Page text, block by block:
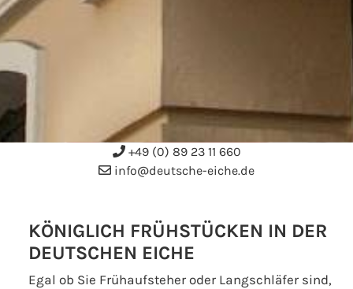
+49 (0) 89 23 11 660
info@deutsche-eiche.de
KÖNIGLICH FRÜHSTÜCKEN IN DER
DEUTSCHEN EICHE
Egal ob Sie Frühaufsteher oder Langschläfer sind,